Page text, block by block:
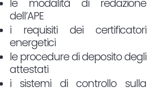
le modalità di redazione
dell’APE
i requisiti dei certificatori
energetici
le procedure di deposito degli
attestati
i sistemi di controllo sulla